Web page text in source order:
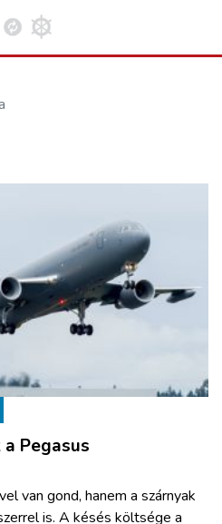
Pegasus
van gond, hanem a szárnyak
is. A késés költsége a